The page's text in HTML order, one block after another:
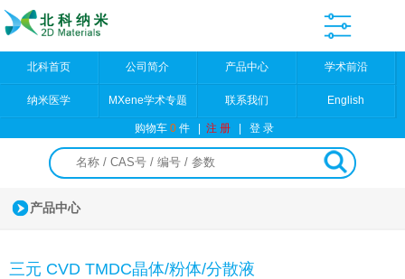
北科首页 公司简介 产品中心 学术前沿
纳米医学 MXene学术专题 联系我们 English
购物车0件 |注 册 |登 录
产品中心
三元 CVD TMDC晶体/粉体/分散液